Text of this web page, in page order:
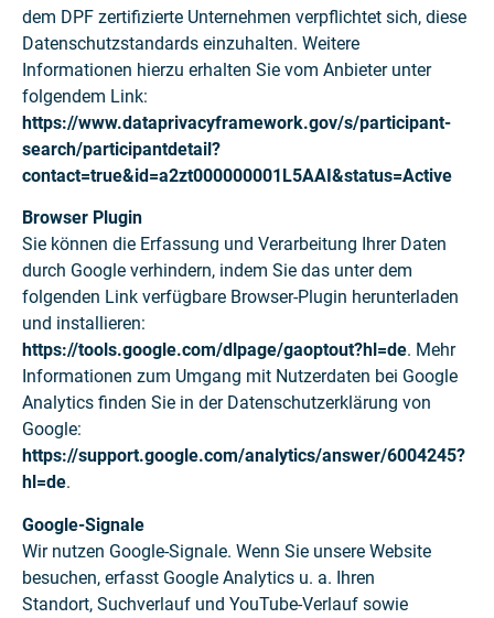
dem DPF zertifizierte Unternehmen verpflichtet sich, diese
Datenschutzstandards einzuhalten. Weitere
Informationen hierzu erhalten Sie vom Anbieter unter
folgendem Link:
https://www.dataprivacyframework.gov/s/participant-
search/participantdetail?
contact=true&id=a2zt000000001L5AAI&status=Active
Browser Plugin
Sie können die Erfassung und Verarbeitung Ihrer Daten
durch Google verhindern, indem Sie das unter dem
folgenden Link verfügbare Browser-Plugin herunterladen
und installieren:
https://tools.google.com/dlpage/gaoptout?hl=de. Mehr
Informationen zum Umgang mit Nutzerdaten bei Google
Analytics finden Sie in der Datenschutzerklärung von
Google:
https://support.google.com/analytics/answer/6004245?
hl=de.
Google-Signale
Wir nutzen Google-Signale. Wenn Sie unsere Website
besuchen, erfasst Google Analytics u. a. Ihren
Standort, Suchverlauf und YouTube-Verlauf sowie